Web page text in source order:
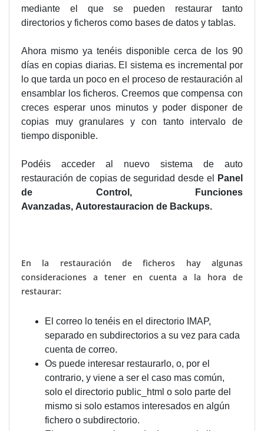
mediante el que se pueden restaurar tanto
directorios y ficheros como bases de datos y tablas.
Ahora mismo ya tenéis disponible cerca de los 90
días en copias diarias. El sistema es incremental por
lo que tarda un poco en el proceso de restauración al
ensamblar los ficheros. Creemos que compensa con
creces esperar unos minutos y poder disponer de
copias muy granulares y con tanto intervalo de
tiempo disponible.
Podéis acceder al nuevo sistema de auto
restauración de copias de seguridad desde el
Panel
de Control, Funciones
Avanzadas, Autorestauracion de Backups.
En la restauración de ficheros hay algunas
consideraciones a tener en cuenta a la hora de
restaurar:
El correo lo tenéis en el directorio IMAP,
separado en subdirectorios a su vez para cada
cuenta de correo.
Os puede interesar restaurarlo, o, por el
contrario, y viene a ser el caso mas común,
solo el directorio public_html o solo parte del
mismo si solo estamos interesados en algún
fichero o subdirectorio.